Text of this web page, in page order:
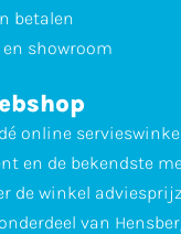
betalen
showroom
online
en de bekendste
de winkel
van